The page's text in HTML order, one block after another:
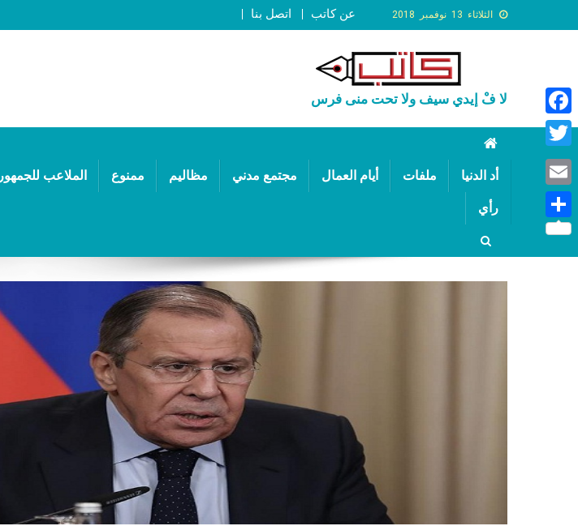
الثلاثاء 13 نوفمبر 2018 اتصل بنا عن كاتب
لا فْ إيدي سيف ولا تحت منى فرس
أد الدنيا ملفات أيام العمال مجتمع مدني مظاليم ممنوع الملاعب للجمهور
رأي
Email
Share